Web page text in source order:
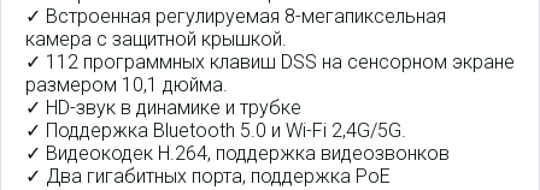
✓ Встроенная регулируемая 8-мегапиксельная
камера с защитной крышкой.
✓ 112 программных клавиш DSS на сенсорном экране
размером 10,1 дюйма.
✓ HD-звук в динамике и трубке
✓ Поддержка Bluetooth 5.0 и Wi-Fi 2,4G/5G.
✓ Видеокодек H.264, поддержка видеозвонков
✓ Два гигабитных порта, поддержка PoE